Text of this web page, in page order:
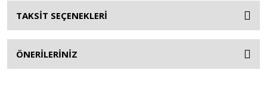
TAKSİT SEÇENEKLERİ
ÖNERİLERİNİZ